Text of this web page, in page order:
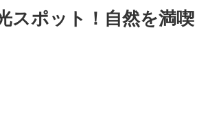
スポット！自然を満喫